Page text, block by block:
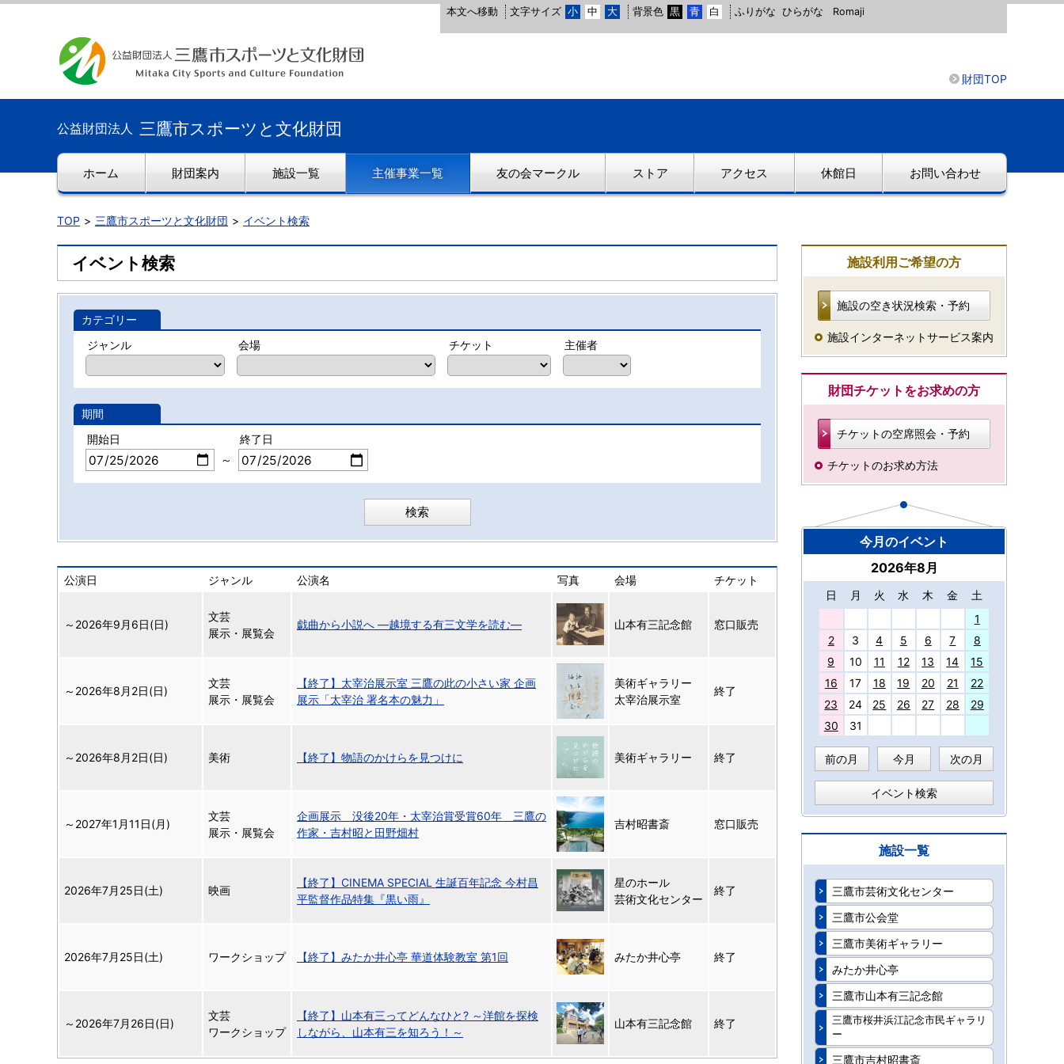
本文へ移動 文字サイズ 小 中 大 背景色 黒 青 白 ふりがな ひらがな Romaji
財団TOP
公益財団法人 三鷹市スポーツと文化財団
ホーム 財団案内 施設一覧 主催事業一覧 友の会マークル ストア アクセス 休館日 お問い合わせ
TOP 三鷹市スポーツと文化財団 イベント検索
イベント検索
カテゴリー
ジャンル
会場 チケット 主催者
期間
開始日
～
終了日
公演日 ジャンル 公演名 写真 会場 チケット
～ 2026年9月6日(日)
文芸
展示・展覧会
戯曲から小説へ ―越境する有三文学を読む― 山本有三記念館 窓口販売
～ 2026年8月2日(日)
文芸
展示・展覧会
【終了】太宰治展示室 三鷹の此の小さい家 企画
展示「太宰治 署名本の魅力」
美術ギャラリー
太宰治展示室
終了
～ 2026年8月2日(日) 美術 【終了】物語のかけらを見つけに 美術ギャラリー 終了
～ 2027年1月11日(月)
文芸
展示・展覧会
企画展示 没後20年・太宰治賞受賞60年 三鷹の
作家・吉村昭と田野畑村
吉村昭書斎 窓口販売
2026年7月25日(土) 映画
【終了】CINEMA SPECIAL 生誕百年記念 今村昌
平監督作品特集『黒い雨』
星のホール
芸術文化センター
終了
2026年7月25日(土) ワークショップ 【終了】みたか井心亭 華道体験教室 第1回 みたか井心亭 終了
～ 2026年7月26日(日)
文芸
ワークショップ
【終了】山本有三ってどんなひと? ～洋館を探検
しながら、山本有三を知ろう！～
山本有三記念館 終了
施設利用ご希望の方
施設の空き状況検索・予約
施設インターネットサービス案内
財団チケットをお求めの方
チケットの空席照会・予約
チケットのお求め方法
今月のイベント
2026年8月
日 月 火 水 木 金
土
1
2
3 4 5 6 7
8
9
10 11 12 13 14
15
16
17 18 19 20 21
22
23
24 25 26 27 28
29
30
31
前の月 今月 次の月
イベント検索
施設一覧
三鷹市芸術文化センター
三鷹市公会堂
三鷹市美術ギャラリー
みたか井心亭
三鷹市山本有三記念館
三鷹市桜井浜江記念市民ギャラリ
ー
三鷹市吉村昭書斎